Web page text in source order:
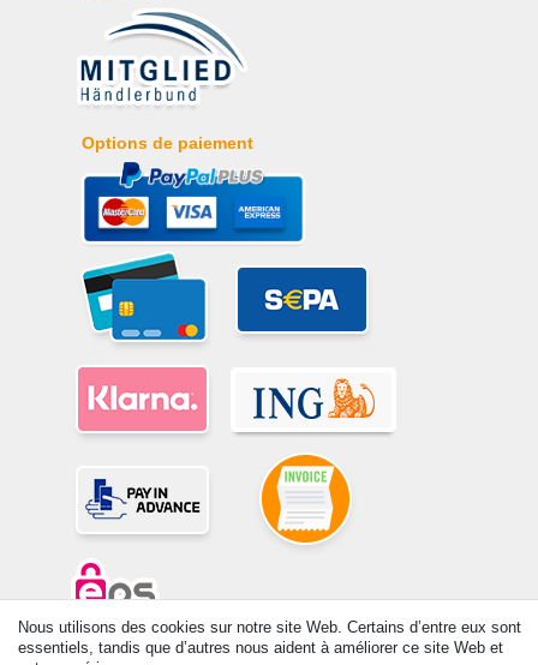
Options de paiement
© Copyright 2026 | Tous droits réservés. -Tous droits réservés – Les
Nous utilisons des cookies sur notre site Web. Certains d’entre eux sont
essentiels, tandis que d’autres nous aident à améliorer ce site Web et